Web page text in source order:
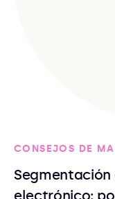
CONSEJOS DE
electrónico: